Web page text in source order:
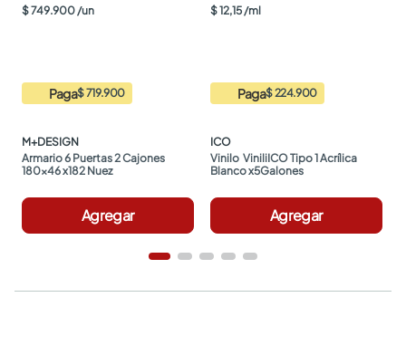
$749.900 /un
Paga$ 719.900
M+DESIGN
Armario 6 Puertas 2 Cajones
180x46 x182 Nuez
Agregar
$12,15 /ml
Paga$ 224.900
ICO
Vinilo  ViniliICO Tipo 1 Acrílica
Blanco x5Galones
Agregar